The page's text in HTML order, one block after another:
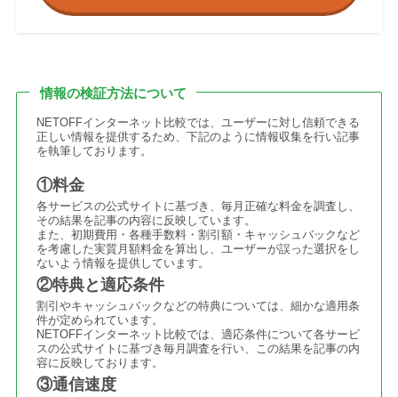
情報の検証方法について
NETOFFインターネット比較では、ユーザーに対し信頼できる
正しい情報を提供するため、下記のように情報収集を行い記事
を執筆しております。
①料金
各サービスの公式サイトに基づき、毎月正確な料金を調査し、
その結果を記事の内容に反映しています。
また、初期費用・各種手数料・割引額・キャッシュバックなど
を考慮した実質月額料金を算出し、ユーザーが誤った選択をし
ないよう情報を提供しています。
②特典と適応条件
割引やキャッシュバックなどの特典については、細かな適用条
件が定められています。
NETOFFインターネット比較では、適応条件について各サービ
スの公式サイトに基づき毎月調査を行い、この結果を記事の内
容に反映しております。
③通信速度